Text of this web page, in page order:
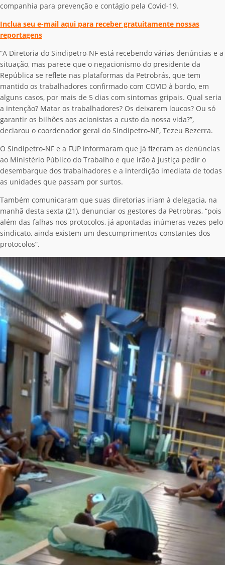
companhia para prevenção e contágio pela Covid-19.
Inclua seu e-mail aqui para receber gratuitamente nossas
reportagens
“A Diretoria do Sindipetro-NF está recebendo várias denúncias e a
situação, mas parece que o negacionismo do presidente da
República se reflete nas plataformas da Petrobrás, que tem
mantido os trabalhadores confirmado com COVID à bordo, em
alguns casos, por mais de 5 dias com sintomas gripais. Qual seria
a intenção? Matar os trabalhadores? Os deixarem loucos? Ou só
garantir os bilhões aos acionistas a custo da nossa vida?”,
declarou o coordenador geral do Sindipetro-NF, Tezeu Bezerra.
O Sindipetro-NF e a FUP informaram que já fizeram as denúncias
ao Ministério Público do Trabalho e que irão à justiça pedir o
desembarque dos trabalhadores e a interdição imediata de todas
as unidades que passam por surtos.
Também comunicaram que suas diretorias iriam à delegacia, na
manhã desta sexta (21), denunciar os gestores da Petrobras, “pois
além das falhas nos protocolos, já apontadas inúmeras vezes pelo
sindicato, ainda existem um descumprimentos constantes dos
protocolos”.